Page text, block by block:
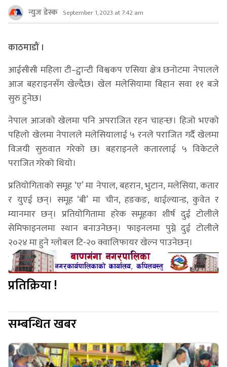
न्युज डेस्क September 1, 2023 at 7:42 am
काठमाडौं ।
आईसीसी महिला टी–ट्वान्टी विश्वकप एसिया क्षेत्र छनोटमा नेपालले
आज बहराइनसँग खेल्दैछ। खेल मलेसियामा बिहान सवा ११ बजे
सुरु हुनेछ।
नेपाल आजको खेलमा पनि अपराजित रहन चाहन्छ। हिजो भएको
पहिलो खेलमा नेपालले मलेसियालाई ५ रनले पराजित गर्दै खेलमा
विजयी सुरुवात गरेको छ। बहराइनले कतारलाई ५ विकेटले
पराजित गरेको थियो।
प्रतियोगिताको समूह ‘ए’ मा नेपाल, बहरान, भुटान, मलेसिया, कतार
र युएई छन्। समूह ‘बी’ मा चीन, हङकङ, थाईल्यान्ड, कुवेत र
म्यानमार छन्। प्रतियोगितामा हरेक समूहका शीर्ष दुई टोलीले
सेमिफाइनलमा स्थान बनाउनेछन्। फाइनलमा पुग्ने दुई टोलीले
२०२४ मा हुने ग्लोबल टि-२० क्वालिफायर खेल्न पाउनेछन्।
प्रतिक्रिया !
सम्बन्धित खबर